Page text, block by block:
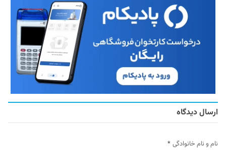
ارسال دیدگاه
نام و نام خانوادگی *